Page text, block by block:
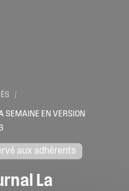
/
SEMAINE EN VERSION
aux adhérents
La